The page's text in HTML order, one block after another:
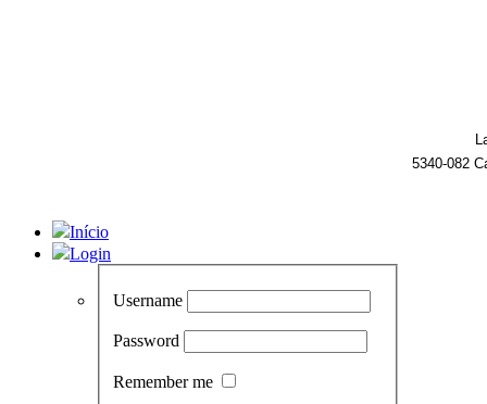
5340-082
Início
Login
Username
Password
Remember me